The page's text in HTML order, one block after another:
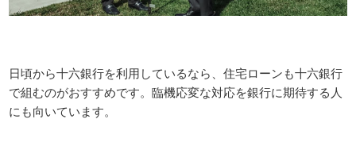
日頃から十六銀行を利用しているなら、住宅ローンも十六銀行
で組むのがおすすめです。臨機応変な対応を銀行に期待する人
にも向いています。